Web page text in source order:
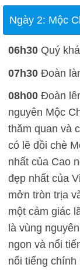
Ngày 2: Mộc
06h30Quý
07h30Đoàn
08h00Đoàn
nguyên Mộc
thăm quan và
có lẽ đồi chè
nhất của Cao
đẹp nhất của
mởn tròn trịa
một cảm giác
là vùng
ngon và nổi
nổi tiếng chính